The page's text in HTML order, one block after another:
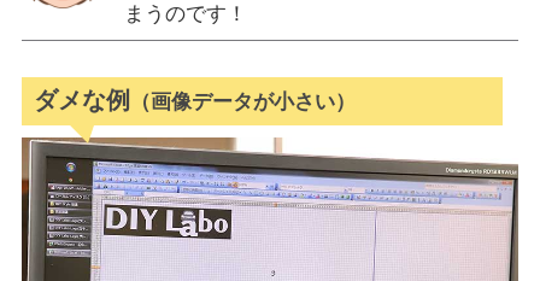
まうのです！
ダメな例 （画像データが小さい）